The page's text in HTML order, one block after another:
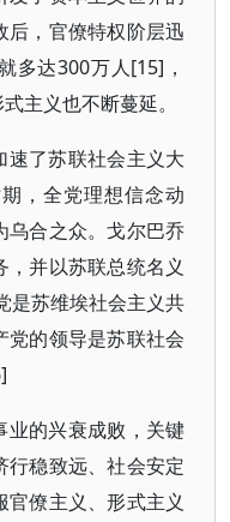
后，官僚特权阶层迅
多达300万人[15]，
主义也不断蔓延。
了苏联社会主义大
，全党理想信念动
乌合之众。戈尔巴乔
并以苏联总统名义
是苏维埃社会主义共
的领导是苏联社会
业的兴衰成败，关键
稳致远、社会安定
僚主义、形式主义